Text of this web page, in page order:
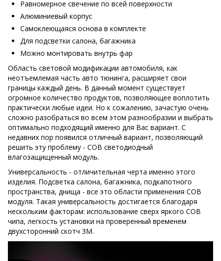
Равномерное свечение по всей поверхности
Алюминиевый корпус
Самоклеющаяся основа в комплекте
Для подсветки салона, багажника
Можно монтировать внутрь фар
Область световой модификации автомобиля, как
неотъемлемая часть авто тюнинга, расширяет свои
границы каждый день. В данный момент существует
огромное количество продуктов, позволяющее воплотить
практически любые идеи. Но к сожалению, зачастую очень
сложно разобраться во всем этом разнообразии и выбрать
оптимально подходящий именно для Вас вариант. С
недавних пор появился отличный вариант, позволяющий
решить эту проблему - COB светодиодный
влагозащищенный модуль.
Универсальность - отличительная черта именно этого
изделия. Подсветка салона, багажника, подкапотного
пространства, днища - все это области применения COB
модуля. Такая универсальность достигается благодаря
нескольким факторам: использование сверх яркого COB
чипа, легкость установки на проверенный временем
двухсторонний скотч 3М.